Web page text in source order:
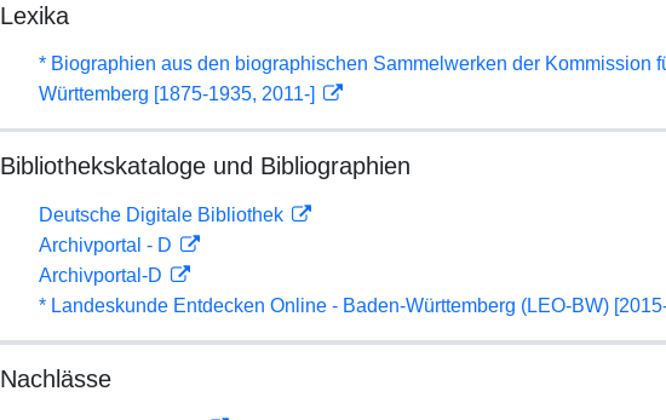
Lexika
* Biographien aus den biographischen Sammelwerken der Kommission
Württemberg [1875-1935, 2011-]
Bibliothekskataloge und Bibliographien
Deutsche Digitale Bibliothek
Archivportal - D
Archivportal-D
* Landeskunde Entdecken Online - Baden-Württemberg (LEO-BW)
Nachlässe